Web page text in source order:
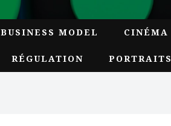
BUSINESS MODEL CINÉMA
RÉGULATION PORTRAITS